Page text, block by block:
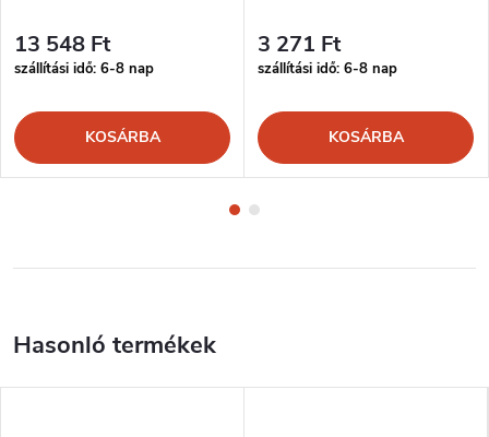
13 548 Ft
szállítási idő: 6-8 nap
KOSÁRBA
3 271 Ft
szállítási idő: 6-8 nap
KOSÁRBA